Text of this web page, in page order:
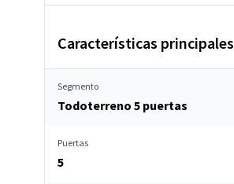
Características principales
Segmento
Todoterreno 5 puertas
Puertas
5